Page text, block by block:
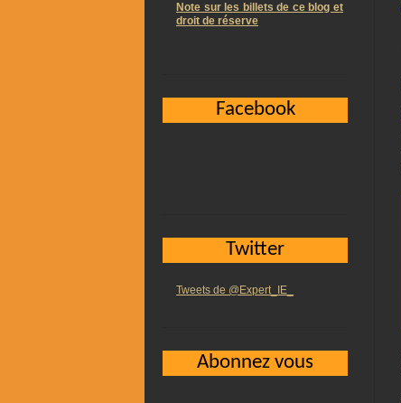
Note sur les billets de ce blog et
droit de réserve
Facebook
Twitter
Tweets de @Expert_IE_
Abonnez vous